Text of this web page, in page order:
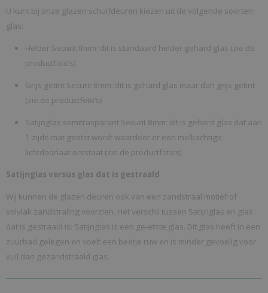
U kunt bij onze glazen schuifdeuren kiezen uit de volgende soorten
glas:
Helder Securit 8mm: dit is standaard helder gehard glas (zie de
productfoto’s)
Grijs getint Securit 8mm: dit is gehard glas maar dan grijs getint
(zie de productfoto’s)
Satijnglas semitrasparant Securit 8mm: dit is gehard glas dat aan
1 zijde mat geëtst wordt waardoor er een melkachtige
lichtdoorlaat ontstaat (zie de productfoto’s)
Satijnglas versus glas dat is gestraald
Wij kunnen de glazen deuren ook van een zandstraal motief of
volvlak zandstraling voorzien. Het verschil tussen Satijnglas en glas
dat is gestraald is: Satijnglas is een ge-etste glas. Dit glas heeft in een
zuurbad gelegen en voelt een beetje ruw en is minder gevoelig voor
vuil dan gezandstraald glas.